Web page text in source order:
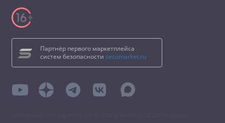
Партнёр первого маркетплейса
систем безопасности secumarket.ru